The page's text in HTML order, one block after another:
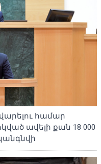
համար
ավելի քան 18 000